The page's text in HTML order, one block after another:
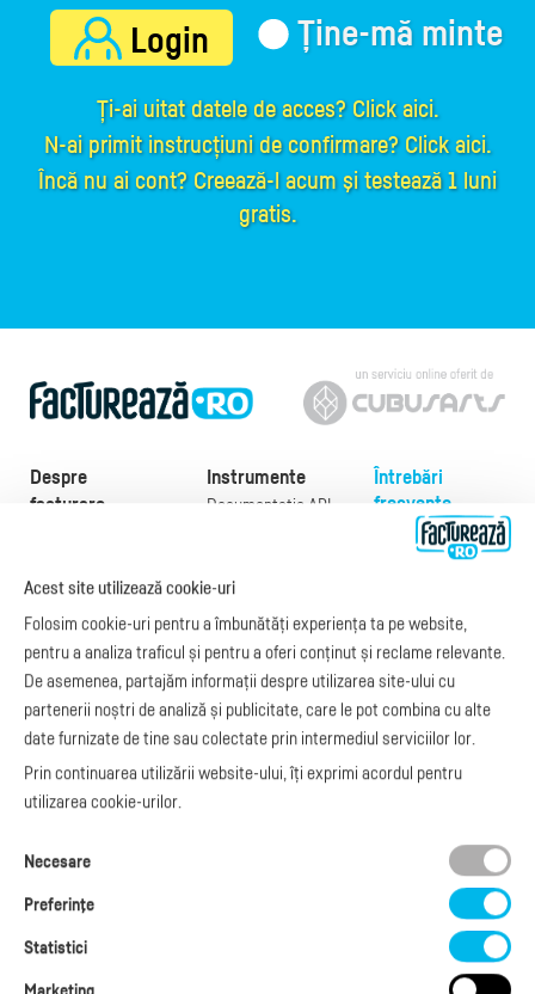
Login Ține-mă minte
Ți-ai uitat datele de acces? Click aici.
N-ai primit instrucțiuni de confirmare? Click aici.
Încă nu ai cont? Creează-l acum şi testează 1 luni
gratis.
Despre
facturare
Exemple de facturi
Model factură
Manual de
facturare
Legislaţie facturi
Facturare online
blog.factureaza.ro
Instrumente
Documentație API
e-Factura B2C
API e-Factura
e-Transport
Integrare Stripe
Integrare
SmartFintech
Integrare PrestaShop
Întrebări
frecvente
Despre noi
ajutor?
L-V: 09:00 - 17:00
0368 409 233
office@factureaza.ro
Acest site utilizează cookie-uri
Folosim cookie-uri pentru a îmbunătăți experiența ta pe website,
pentru a analiza traficul și pentru a oferi conținut și reclame relevante.
De asemenea, partajăm informații despre utilizarea site-ului cu
partenerii noștri de analiză și publicitate, care le pot combina cu alte
date furnizate de tine sau colectate prin intermediul serviciilor lor.
Prin continuarea utilizării website-ului, îți exprimi acordul pentru
utilizarea cookie-urilor.
Necesare
Preferinţe
Statistici
Marketing